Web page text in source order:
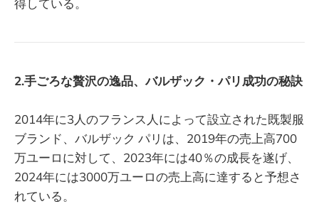
得している。
2.手ごろな贅沢の逸品、バルザック・パリ成功の秘訣
2014年に3人のフランス人によって設立された既製服
ブランド、バルザック パリは、2019年の売上高700
万ユーロに対して、2023年には40％の成長を遂げ、
2024年には3000万ユーロの売上高に達すると予想さ
れている。